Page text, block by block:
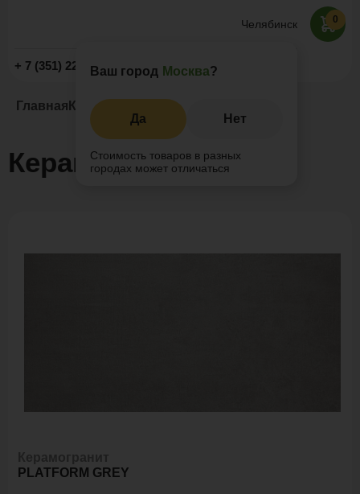
Челябинск
Ваш город Москва?
Да Нет
Стоимость товаров в разных
городах может отличаться
+ 7 (351) 225-89-09 Заказать звонок
0
Главная Каталог Керамогранит
Керамогранит
PLATFORM GREY